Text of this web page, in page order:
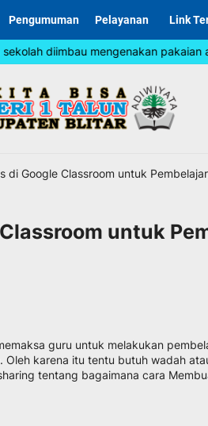
Pengumuman Pelayanan Link
diimbau mengenakan pakaian
di Google Classroom untuk
untuk
guru untuk melakukan
Oleh karena itu tentu butuh wadah
tentang bagaimana cara